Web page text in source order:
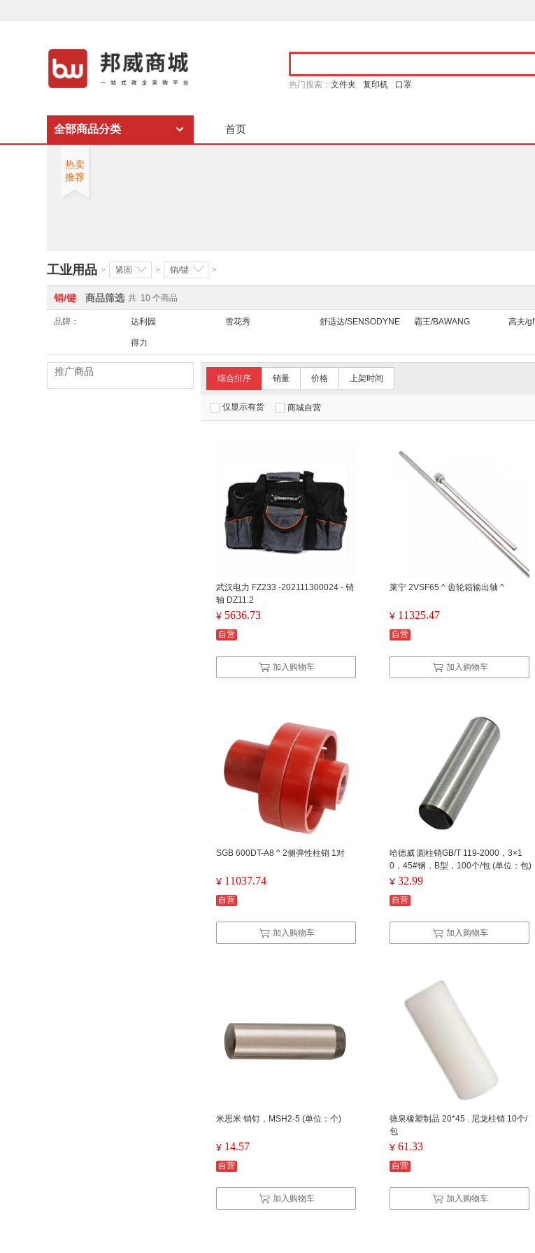
热门搜索： 文件夹 复印机 口罩
全部商品分类 首页
热卖
推荐
工业用品 > 紧固 > 销/键 >
销/键 商品筛选 共 10 个商品
品牌： 达利园 雪花秀 舒适达/SENSODYNE 霸王/BAWANG 高夫/gf
得力
综合排序 销量 价格 上架时间
仅显示有货 商城自营
武汉电力 FZ233 -202111300024 - 销
轴 DZ11.2
¥ 5636.73
自营
加入购物车
莱宁 2VSF65 ^ 齿轮箱输出轴 ^
¥ 11325.47
自营
加入购物车
SGB 600DT-A8 ^ 2侧弹性柱销 1对
¥ 11037.74
自营
加入购物车
哈德威 圆柱销GB/T 119-2000，3×1
0，45#钢，B型，100个/包 (单位：包)
¥ 32.99
自营
加入购物车
米思米 销钉，MSH2-5 (单位：个)
¥ 14.57
自营
加入购物车
德泉橡塑制品 20*45 . 尼龙柱销 10个/
包
¥ 61.33
自营
加入购物车
推广商品